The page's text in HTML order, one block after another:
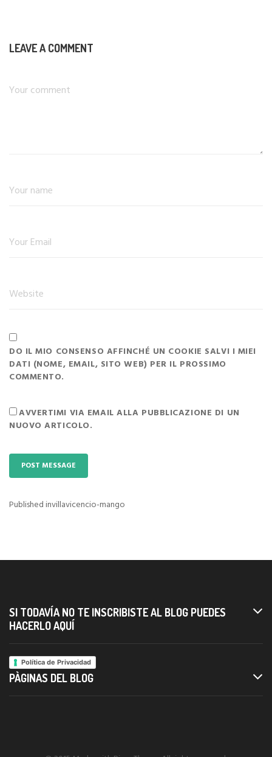
LEAVE A COMMENT
DO IL MIO CONSENSO AFFINCHÉ UN COOKIE SALVI I MIEI
DATI (NOME, EMAIL, SITO WEB) PER IL PROSSIMO
COMMENTO.
AVVERTIMI VIA EMAIL ALLA PUBBLICAZIONE DI UN
NUOVO ARTICOLO.
Navigazione
Published invillavicencio-mango
SI TODAVÍA NO TE INSCRIBISTE AL BLOG PUEDES
HACERLO AQUÍ
Política de Privacidad
PÀGINAS DEL BLOG